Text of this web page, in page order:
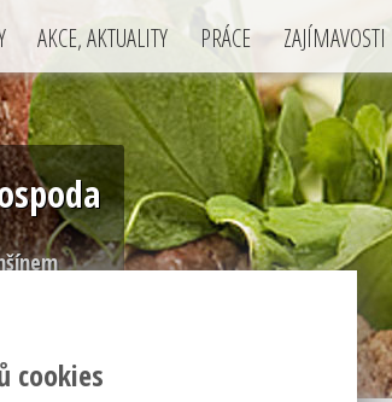
AKCE, AKTUALITY PRÁCE ZAJÍMAVOSTI
cookies